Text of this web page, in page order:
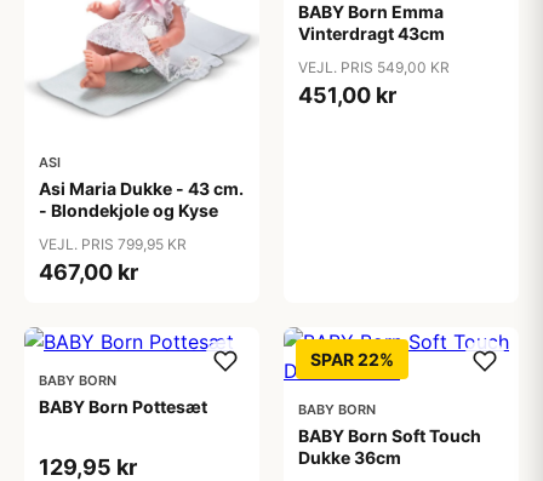
ASI
Asi Maria Dukke - 43 cm.
- Blondekjole og Kyse
VEJL. PRIS 799,95 KR
467,00 kr
BABY Born Emma
Vinterdragt 43cm
VEJL. PRIS 549,00 KR
451,00 kr
BABY BORN
BABY Born Pottesæt
129,95 kr
SPAR 22%
BABY BORN
BABY Born Soft Touch
Dukke 36cm